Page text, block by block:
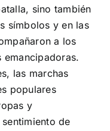
sino también
símbolos y en las
a los
emancipadoras.
las marchas
populares
y
de